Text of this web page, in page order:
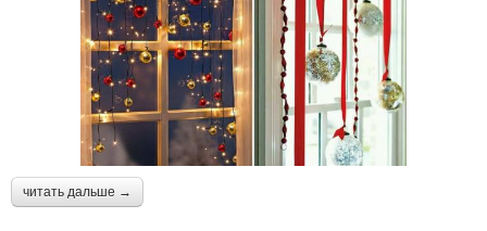
читать дальше →